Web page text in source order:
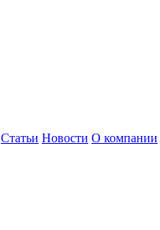
Статьи Новости О компании